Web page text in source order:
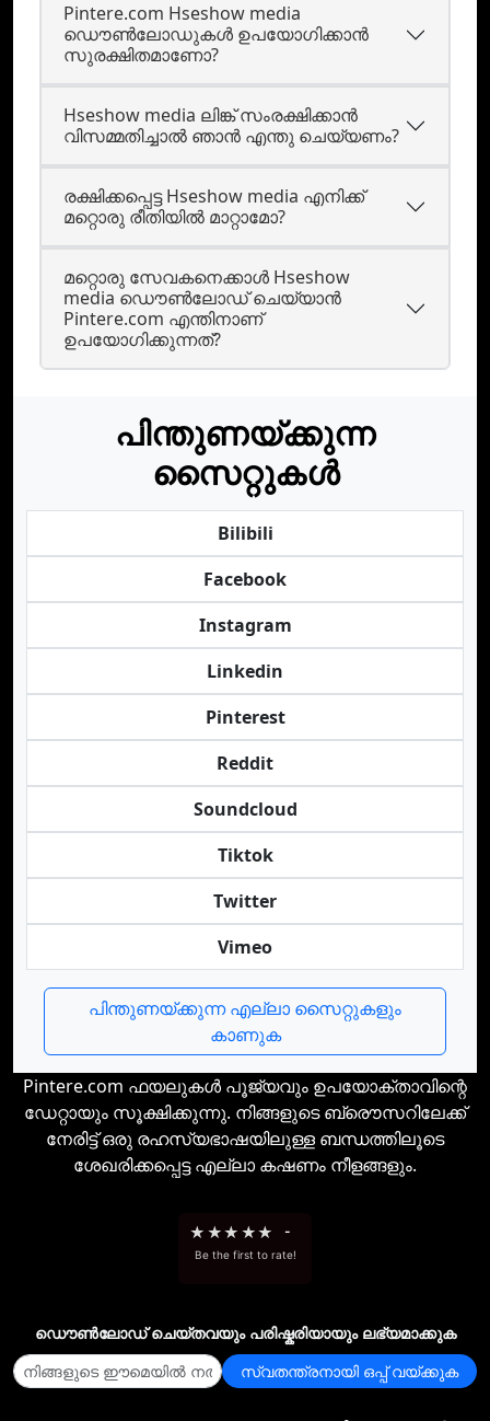
Pintere.com Hseshow media
ഡൌണ്‍ലോഡുകള്‍ ഉപയോഗിക്കാന്‍
സുരക്ഷിതമാണോ?
Hseshow media ലിങ്ക് സംരക്ഷിക്കാൻ
വിസമ്മതിച്ചാൽ ഞാൻ എന്തു ചെയ്യണം?
രക്ഷിക്കപ്പെട്ട Hseshow media എനിക്ക്
മറ്റൊരു രീതിയില്‍ മാറ്റാമോ?
മറ്റൊരു സേവകനെക്കാൾ Hseshow
media ഡൌണ്‍ലോഡ്‌ ചെയ്യാന്‍
Pintere.com എന്തിനാണ്
ഉപയോഗിക്കുന്നത്?
പിന്തുണയ്ക്കുന്ന
സൈറ്റുകൾ
Bilibili
Facebook
Instagram
Linkedin
Pinterest
Reddit
Soundcloud
Tiktok
Twitter
Vimeo
പിന്തുണയ്ക്കുന്ന എല്ലാ സൈറ്റുകളും
കാണുക
Pintere.com ഫയലുകള്‍ പൂജ്യവും ഉപയോക്താവിന്റെ
ഡേറ്റായും സൂക്ഷിക്കുന്നു. നിങ്ങളുടെ ബ്രൌസറിലേക്ക്
നേരിട്ട് ഒരു രഹസ്യഭാഷയിലുള്ള ബന്ധത്തിലൂടെ
ശേഖരിക്കപ്പെട്ട എല്ലാ കഷണം നീളങ്ങളും.
★ ★★ ★★ -
Be the first to rate!
ഡൌണ്‍ലോഡ് ചെയ്തവയും പരിഷ്കരിയായും ലഭ്യമാക്കുക
സ്വതന്ത്രനായി ഒപ്പ് വയ്ക്കുക